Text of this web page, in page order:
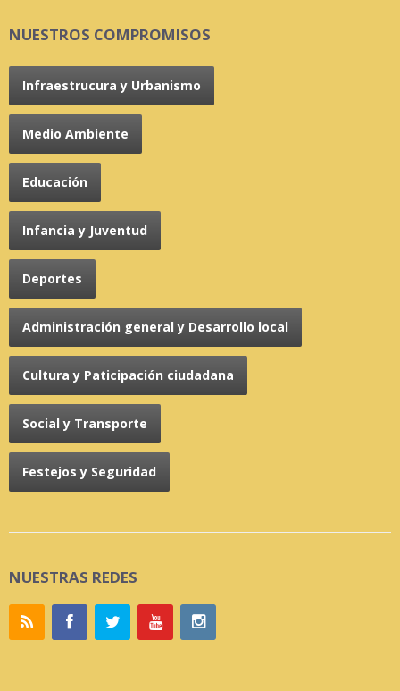
NUESTROS COMPROMISOS
Infraestrucura y Urbanismo
Medio Ambiente
Educación
Infancia y Juventud
Deportes
Administración general y Desarrollo local
Cultura y Paticipación ciudadana
Social y Transporte
Festejos y Seguridad
NUESTRAS REDES